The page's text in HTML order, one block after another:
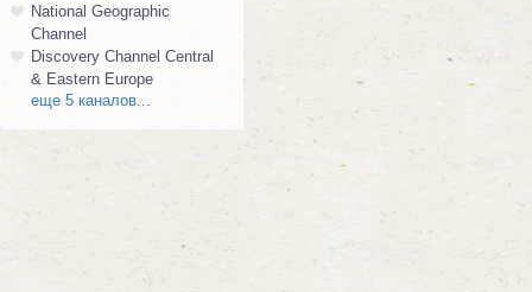
National Geographic
Channel
Discovery Channel Central
& Eastern Europe
еще 5 каналов...